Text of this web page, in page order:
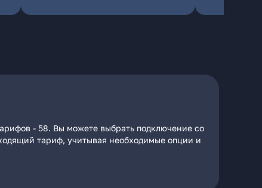
- 58. Вы можете выбрать подключение со
тариф, учитывая необходимые опции и